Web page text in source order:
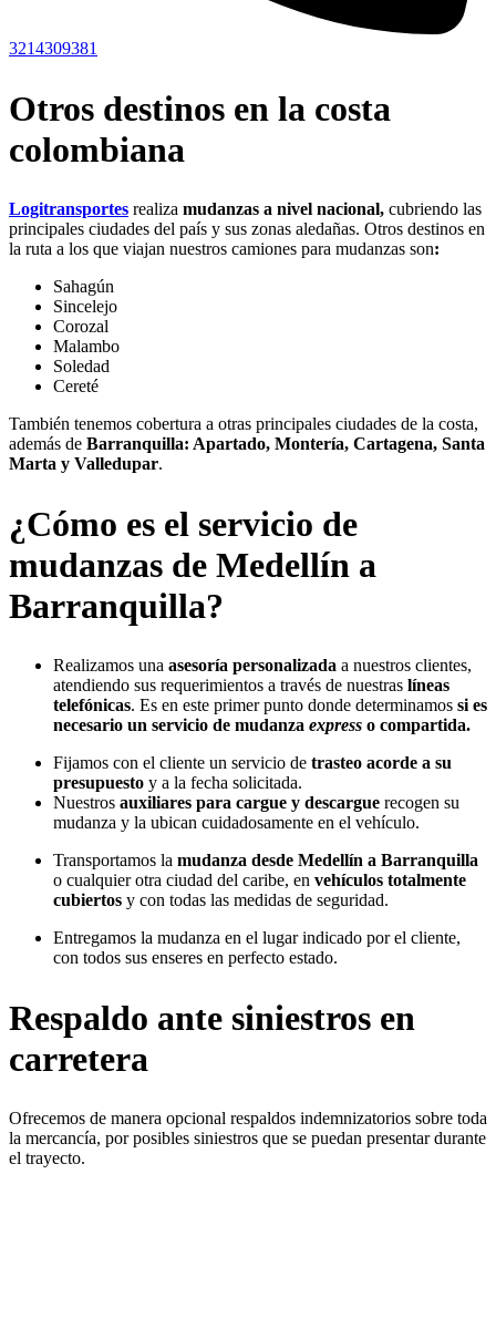
3214309381
Otros destinos en la costa
colombiana
Logitransportes realiza mudanzas a nivel nacional, cubriendo las
principales ciudades del país y sus zonas aledañas. Otros destinos en
la ruta a los que viajan nuestros camiones para mudanzas son:
Sahagún
Sincelejo
Corozal
Malambo
Soledad
Cereté
También tenemos cobertura a otras principales ciudades de la costa,
además de Barranquilla: Apartado, Montería, Cartagena, Santa
Marta y Valledupar.
¿Cómo es el servicio de
mudanzas de Medellín a
Barranquilla?
Realizamos una asesoría personalizada a nuestros clientes,
atendiendo sus requerimientos a través de nuestras líneas
telefónicas. Es en este primer punto donde determinamos si es
necesario un servicio de mudanza express o compartida.
Fijamos con el cliente un servicio de trasteo acorde a su
presupuesto y a la fecha solicitada.
Nuestros auxiliares para cargue y descargue recogen su
mudanza y la ubican cuidadosamente en el vehículo.
Transportamos la mudanza desde Medellín a Barranquilla
o cualquier otra ciudad del caribe, en vehículos totalmente
cubiertos y con todas las medidas de seguridad.
Entregamos la mudanza en el lugar indicado por el cliente,
con todos sus enseres en perfecto estado.
Respaldo ante siniestros en
carretera
Ofrecemos de manera opcional respaldos indemnizatorios sobre toda
la mercancía, por posibles siniestros que se puedan presentar durante
el trayecto.